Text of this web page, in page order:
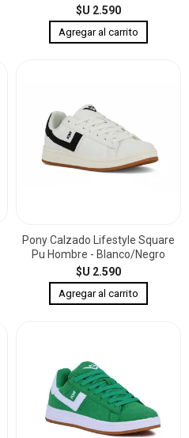
$U 2.590
Pony Calzado Lifestyle Square
Pu Hombre - Blanco/Negro
$U 2.590